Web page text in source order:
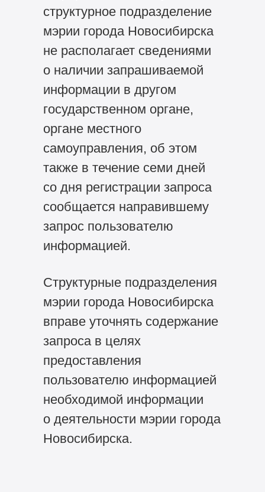
структурное подразделение
мэрии города Новосибирска
не располагает сведениями
о наличии запрашиваемой
информации в другом
государственном органе,
органе местного
самоуправления, об этом
также в течение семи дней
со дня регистрации запроса
сообщается направившему
запрос пользователю
информацией.
Структурные подразделения
мэрии города Новосибирска
вправе уточнять содержание
запроса в целях
предоставления
пользователю информацией
необходимой информации
о деятельности мэрии города
Новосибирска.